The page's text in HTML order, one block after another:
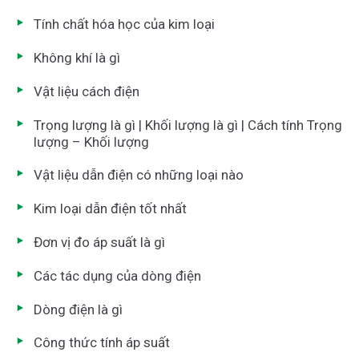
Tính chất hóa học của kim loại
Không khí là gì
Vật liệu cách điện
Trọng lượng là gì | Khối lượng là gì | Cách tính Trọng
lượng – Khối lượng
Vật liệu dẫn điện có những loại nào
Kim loại dẫn điện tốt nhất
Đơn vị đo áp suất là gì
Các tác dụng của dòng điện
Dòng điện là gì
Công thức tính áp suất